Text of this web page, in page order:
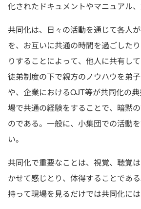
化されたドキュメントやマニュアル、
共同化は、日々の活動を通じて各人
を、お互いに共通の時間を過ごした
りすることによって、他人に共有し
徒弟制度の下で親方のノウハウを弟
や、企業におけるOJT等が共同化の
場で共通の経験をすることで、暗黙
のである。一般に、小集団での活動
い。
共同化で重要なことは、視覚、聴覚
かせて感じとり、体得することであ
持って現場を見るだけでは共同化には